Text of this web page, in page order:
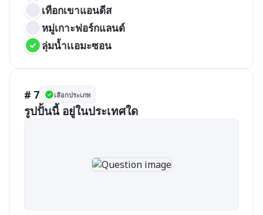
เทือกเขาแอนดีส
หมู่เกาะฟอร์กแลนด์
ลุ่มน้ำเเอมะซอน
# 7 เลือกประเภท
รูปปั้นนี้ อยู่ในประเทศใด